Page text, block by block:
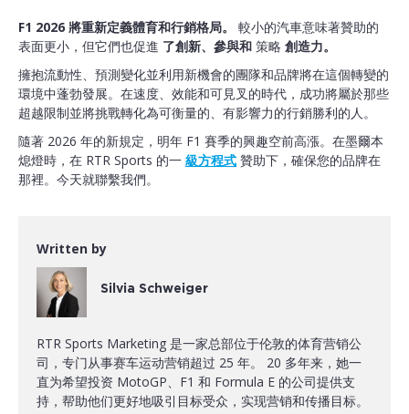
F1 2026 將重新定義體育和行銷格局。
較小的汽車意味著贊助的
表面更小，但它們也促進 了創新、參與和 策略 創造力。
擁抱流動性、預測變化並利用新機會的團隊和品牌將在這個轉變的
環境中蓬勃發展。在速度、效能和可見叉的時代，成功將屬於那些
超越限制並將挑戰轉化為可衡量的、有影響力的行銷勝利的人。
隨著 2026 年的新規定，明年 F1 賽季的興趣空前高漲。在墨爾本
熄燈時，在 RTR Sports 的一 級方程式 贊助下，確保您的品牌在
那裡。今天就聯繫我們。
Written by
Silvia Schweiger
RTR Sports Marketing 是一家总部位于伦敦的体育营销公
司，专门从事赛车运动营销超过 25 年。 20 多年来，她一
直为希望投资 MotoGP、F1 和 Formula E 的公司提供支
持，帮助他们更好地吸引目标受众，实现营销和传播目标。